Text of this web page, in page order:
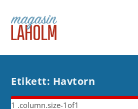
Etikett: Havtorn